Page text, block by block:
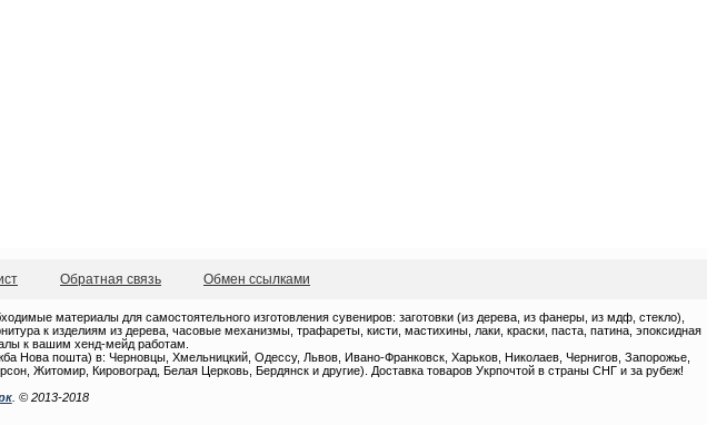
Обратная связь Обмен ссылками
материалы для самостоятельного изготовления сувениров: заготовки (из дерева, из фанеры, из мдф, стекло),
к изделиям из дерева, часовые механизмы, трафареты, кисти, мастихины, лаки, краски, паста, патина, эпоксидная
к вашим хенд-мейд работам.
Нова пошта) в: Черновцы, Хмельницкий, Одессу, Львов, Ивано-Франковск, Харьков, Николаев, Чернигов, Запорожье,
Житомир, Кировоград, Белая Церковь, Бердянск и другие). Доставка товаров Укрпочтой в страны СНГ и за рубеж!
. © 2013-2018